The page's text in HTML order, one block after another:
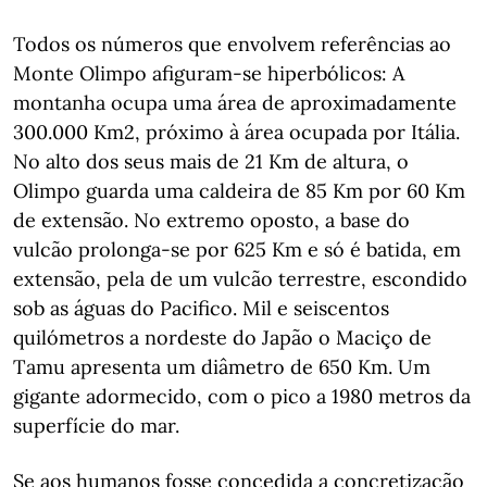
Todos os números que envolvem referências ao
Monte Olimpo afiguram-se hiperbólicos: A
montanha ocupa uma área de aproximadamente
300.000 Km2, próximo à área ocupada por Itália.
No alto dos seus mais de 21 Km de altura, o
Olimpo guarda uma caldeira de 85 Km por 60 Km
de extensão. No extremo oposto, a base do
vulcão prolonga-se por 625 Km e só é batida, em
extensão, pela de um vulcão terrestre, escondido
sob as águas do Pacifico. Mil e seiscentos
quilómetros a nordeste do Japão o Maciço de
Tamu apresenta um diâmetro de 650 Km. Um
gigante adormecido, com o pico a 1980 metros da
superfície do mar.
Se aos humanos fosse concedida a concretização